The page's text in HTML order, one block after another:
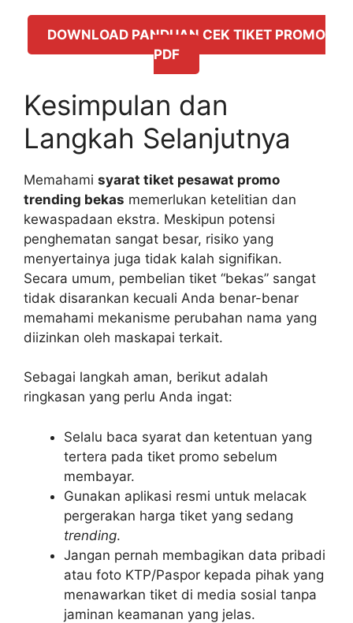
DOWNLOAD PANDUAN CEK TIKET PROMO
PDF
Kesimpulan dan
Langkah Selanjutnya
Memahami syarat tiket pesawat promo
trending bekas memerlukan ketelitian dan
kewaspadaan ekstra. Meskipun potensi
penghematan sangat besar, risiko yang
menyertainya juga tidak kalah signifikan.
Secara umum, pembelian tiket “bekas” sangat
tidak disarankan kecuali Anda benar-benar
memahami mekanisme perubahan nama yang
diizinkan oleh maskapai terkait.
Sebagai langkah aman, berikut adalah
ringkasan yang perlu Anda ingat:
Selalu baca syarat dan ketentuan yang
tertera pada tiket promo sebelum
membayar.
Gunakan aplikasi resmi untuk melacak
pergerakan harga tiket yang sedang
trending.
Jangan pernah membagikan data pribadi
atau foto KTP/Paspor kepada pihak yang
menawarkan tiket di media sosial tanpa
jaminan keamanan yang jelas.